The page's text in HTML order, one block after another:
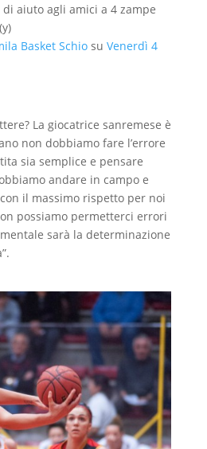
aiuto agli amici a 4 zampe
Basket Schiosu Venerdì 4
La giocatrice sanremese è
non dobbiamo fare l’errore
sia semplice e pensare
andare in campo e
il massimo rispetto per noi
possiamo permetterci errori
sarà la determinazione